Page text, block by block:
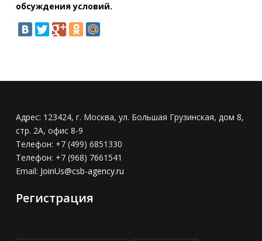
обсуждения условий.
Адрес: 123424, г. Москва, ул. Большая Грузинская, дом 8,
стр. 2А, офис 8-9
Телефон: +7 (499) 6851330
Телефон: +7 (968) 7661541
Email: JoinUs@csb-agency.ru
Регистрация